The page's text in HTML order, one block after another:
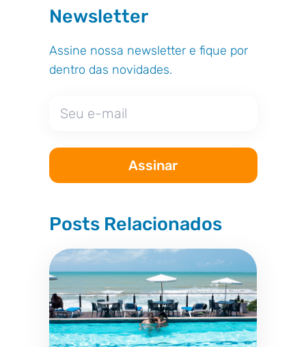
Newsletter
Assine nossa newsletter e fique por
dentro das novidades.
Posts Relacionados